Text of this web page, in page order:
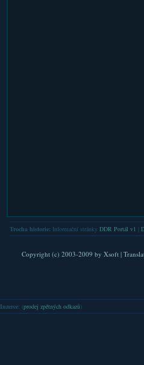
Trocha historie: Informační stránky DDR Portál v1
Copyright (c) 2003-2009 by Xsoft|
Inzerce: (prodej zpětných odkazů )